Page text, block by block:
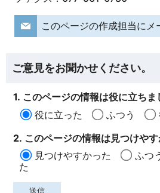
このページの作成担当にメ
ご意見をお聞かせください。
1. このページの情報は役に立ちま
役に立った
ふつう
2. このページの情報は見つけや
見つけやすかった
ふつ
た